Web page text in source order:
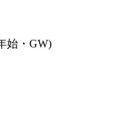
始・GW)